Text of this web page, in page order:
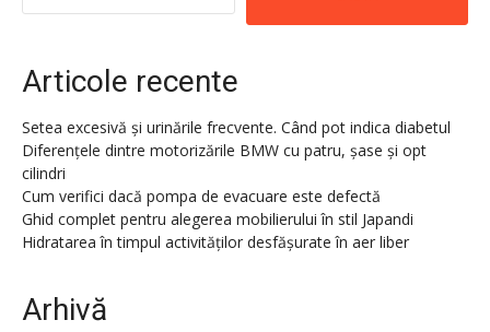
Articole recente
Setea excesivă și urinările frecvente. Când pot indica diabetul
Diferențele dintre motorizările BMW cu patru, șase și opt
cilindri
Cum verifici dacă pompa de evacuare este defectă
Ghid complet pentru alegerea mobilierului în stil Japandi
Hidratarea în timpul activităților desfășurate în aer liber
Arhivă